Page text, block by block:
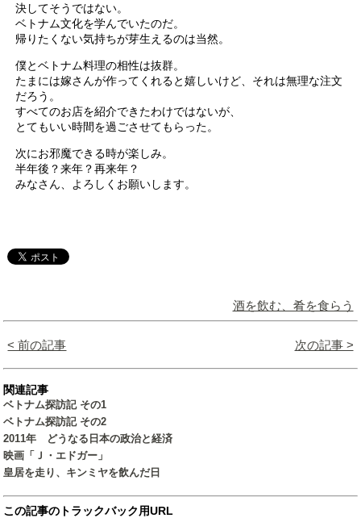
決してそうではない。
ベトナム文化を学んでいたのだ。
帰りたくない気持ちが芽生えるのは当然。
僕とベトナム料理の相性は抜群。
たまには嫁さんが作ってくれると嬉しいけど、それは無理な注文
だろう。
すべてのお店を紹介できたわけではないが、
とてもいい時間を過ごさせてもらった。
次にお邪魔できる時が楽しみ。
半年後？来年？再来年？
みなさん、よろしくお願いします。
酒を飲む、肴を食らう
< 前の記事 次の記事 >
関連記事
ベトナム探訪記 その1
ベトナム探訪記 その2
2011年 どうなる日本の政治と経済
映画「Ｊ・エドガー」
皇居を走り、キンミヤを飲んだ日
この記事のトラックバック用URL